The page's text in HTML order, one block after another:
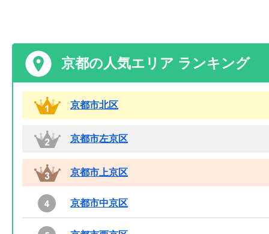
京都の人気エリア ランキング
京都市北区
京都市左京区
京都市上京区
京都市中京区